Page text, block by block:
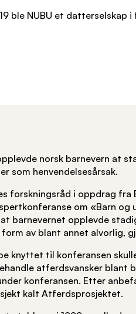
ble NUBU et
norsk barnevern at
som henvendelsesårsak.
forskningsråd i oppdrag
om «Barn
barnevernet opplevde
av blant annet alvorlig,
knyttet til konferansen
atferdsvansker blant
konferansen. Etter
kalt Atferdsprosjektet.